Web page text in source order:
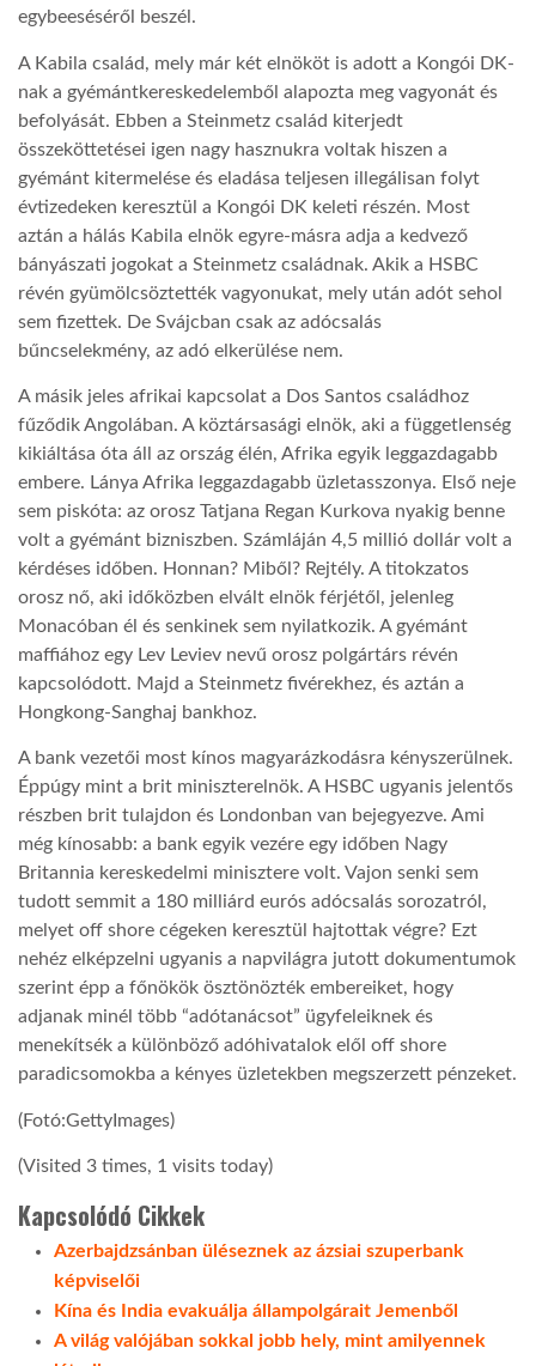
egybeeséséről beszél.
A Kabila család, mely már két elnököt is adott a Kongói DK-
nak a gyémántkereskedelemből alapozta meg vagyonát és
befolyását. Ebben a Steinmetz család kiterjedt
összeköttetései igen nagy hasznukra voltak hiszen a
gyémánt kitermelése és eladása teljesen illegálisan folyt
évtizedeken keresztül a Kongói DK keleti részén. Most
aztán a hálás Kabila elnök egyre-másra adja a kedvező
bányászati jogokat a Steinmetz családnak. Akik a HSBC
révén gyümölcsöztették vagyonukat, mely után adót sehol
sem fizettek. De Svájcban csak az adócsalás
bűncselekmény, az adó elkerülése nem.
A másik jeles afrikai kapcsolat a Dos Santos családhoz
fűződik Angolában. A köztársasági elnök, aki a függetlenség
kikiáltása óta áll az ország élén, Afrika egyik leggazdagabb
embere. Lánya Afrika leggazdagabb üzletasszonya. Első neje
sem piskóta: az orosz Tatjana Regan Kurkova nyakig benne
volt a gyémánt bizniszben. Számláján 4,5 millió dollár volt a
kérdéses időben. Honnan? Miből? Rejtély. A titokzatos
orosz nő, aki időközben elvált elnök férjétől, jelenleg
Monacóban él és senkinek sem nyilatkozik. A gyémánt
maffiához egy Lev Leviev nevű orosz polgártárs révén
kapcsolódott. Majd a Steinmetz fivérekhez, és aztán a
Hongkong-Sanghaj bankhoz.
A bank vezetői most kínos magyarázkodásra kényszerülnek.
Éppúgy mint a brit miniszterelnök. A HSBC ugyanis jelentős
részben brit tulajdon és Londonban van bejegyezve. Ami
még kínosabb: a bank egyik vezére egy időben Nagy
Britannia kereskedelmi minisztere volt. Vajon senki sem
tudott semmit a 180 milliárd eurós adócsalás sorozatról,
melyet off shore cégeken keresztül hajtottak végre? Ezt
nehéz elképzelni ugyanis a napvilágra jutott dokumentumok
szerint épp a főnökök ösztönözték embereiket, hogy
adjanak minél több “adótanácsot” ügyfeleiknek és
menekítsék a különböző adóhivatalok elől off shore
paradicsomokba a kényes üzletekben megszerzett pénzeket.
(Fotó:GettyImages)
(Visited 3 times, 1 visits today)
Kapcsolódó Cikkek
Azerbajdzsánban üléseznek az ázsiai szuperbank
képviselői
Kína és India evakuálja állampolgárait Jemenből
A világ valójában sokkal jobb hely, mint amilyennek